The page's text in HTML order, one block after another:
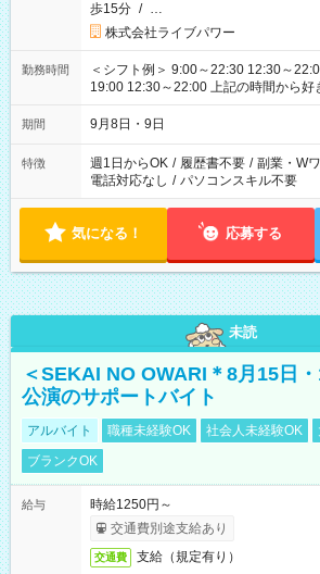
歩15分 / …
株式会社ライブパワー
勤務時間
＜シフト例＞ 9:00～22:30 12:30～
19:00 12:30～22:00 上記の時間から好きな時間を選べます！ ※
時間は変更となる可能性があります
期間 9月8日・9日
特徴 週1日からOK / 履歴書不要 / 副業・W
電話対応なし / パソコンスキル不要
気になる！ 応募する
未読
＜SEKAI NO OWARI＊8月15日
公演のサポートバイト
アルバイト 職種未経験OK 社会人未経験OK
ブランクOK
給与
時給1250円～
交通費別途支給あり
交通費 支給（規定有り）